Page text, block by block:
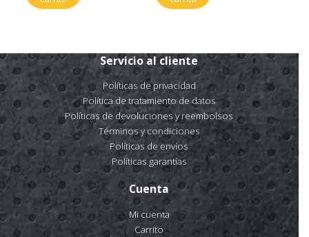
Servicio al cliente
Políticas de privacidad
Política de tratamiento de datos
Políticas de devoluciones y reembolsos
Términos y condiciones
Políticas de envíos
Políticas garantías
Cuenta
Mi cuenta
Carrito